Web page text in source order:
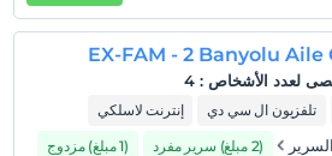
EX-FAM - 2 Banyolu Aile
لعدد الأشخاص :
4
تلفزيون ال سي دي إنترنت لاسلكي
(2 مبلغ) سرير مفرد (1 مبلغ) مزدوج